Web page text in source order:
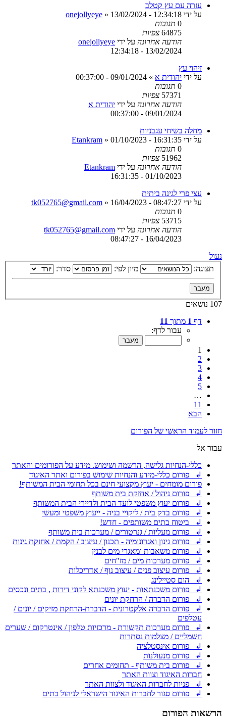
עזרה עם עץ קטלב
על ידי
onejollyeye » 13/02/2024 - 12:34:18
0 תגובות
64875 צפיות
הודעה אחרונה על ידי onejollyeye
13/02/2024 - 12:34:18
זיהוי עץ
על ידי יהודית א »
09/01/2024 - 00:37:00
0 תגובות
57371 צפיות
הודעה אחרונה על ידי יהודית א
09/01/2024 - 00:37:00
מחלה בשיחי עגבניות
על ידי
Etankram » 01/10/2023 - 16:31:35
0 תגובות
51962 צפיות
הודעה אחרונה על ידי Etankram
01/10/2023 - 16:31:35
עצי פרי לגינה ביתית
על ידי
tk052765@gmail.com » 16/04/2023 - 08:47:27
0 תגובות
53715 צפיות
הודעה אחרונה על ידי tk052765@gmail.com
16/04/2023 - 08:47:27
נעול
תצוגה:
מיון לפי: סדר:
107 נושאים
דף 1 מתוך 11
עבור לדף:
1
2
3
4
5
…
11
הבא
חזור לעמוד הראשי של הפורום
עבור אל
כללי-הנחיות גלישה, הרשמה ושימוש. מידע על הפורומים והאתר
↲ פורום כללי-מידע והנחיות שימוש בפורום ואתר האיגוד
פורום מומחים - יעוץ מקצועי חינם בכל תחומי הבית המשותף!
↲ פורום ניהול / אחזקת בית משותף
↲ פורום יעוץ משפטי לועד הבית ולדיירי הבית המשותף
↲ פורום בדק בית / ליקויי בניה - ייעוץ משפטי ומעשי
↲ ביטוח בתים משותפים - חדש!
↲ פורום מעליות / גנרטורים / מערכות בית משותף
↲ פורום גינון ואגרונומיה - תכנון / עיצוב / הקמת / אחזקת גינות
↲ פורום משאבות ומאגרי מים לבנין
↲ פורום מערכות מים / מז"חים
↲ פורום עיצוב פנים / עיצוב נוף / אדריכלות
↲ הום סטיילינג
↲ פורום משכנתאות - יעוץ משכנתא לקוני דירות , בתים ונכסים
↲ פורום הדברה / הרחקת יונים
↲ פורום הדברה אלקטרונית - הדברת-הרחקת מזיקים / יונים /
עטלפים
↲ פורום מערכות תקשורת - מרכזיות טלפון / אינטרקום / שערים
חשמליים / מצלמות נסתרות
↲ פורום אינסטלציה
↲ פורום מנעולנות
↲ פורום בית משותף - תחומים אחרים
חברות האיגוד וצוות האתר
↲ פניות לחברות האיגוד ולצוות האתר
↲ פורום סגור לחברות האיגוד הישראלי לניהול בתים
הרשאות הפורום